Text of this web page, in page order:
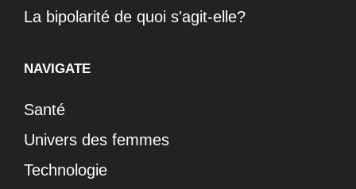
La bipolarité de quoi s'agit-elle?
NAVIGATE
Santé
Univers des femmes
Technologie